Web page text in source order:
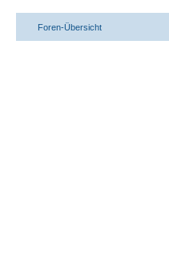
Foren-Übersicht